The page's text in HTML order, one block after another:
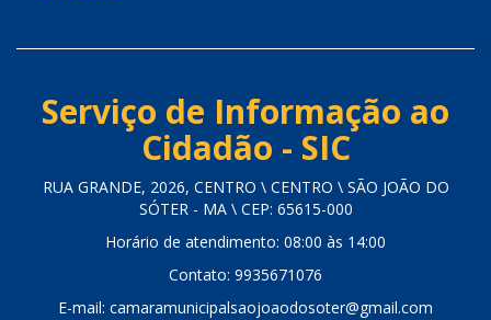
Serviço de Informação ao
Cidadão - SIC
RUA GRANDE, 2026, CENTRO \ CENTRO \ SÃO JOÃO DO
SÓTER - MA \ CEP: 65615-000
Horário de atendimento: 08:00 às 14:00
Contato: 9935671076
E-mail: camaramunicipalsaojoaodosoter@gmail.com